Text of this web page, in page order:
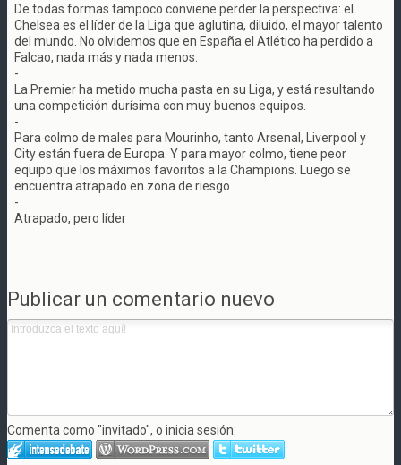
De todas formas tampoco conviene perder la perspectiva: el
Chelsea es el líder de la Liga que aglutina, diluido, el mayor talento
del mundo. No olvidemos que en España el Atlético ha perdido a
Falcao, nada más y nada menos.
-
La Premier ha metido mucha pasta en su Liga, y está resultando
una competición durísima con muy buenos equipos.
-
Para colmo de males para Mourinho, tanto Arsenal, Liverpool y
City están fuera de Europa. Y para mayor colmo, tiene peor
equipo que los máximos favoritos a la Champions. Luego se
encuentra atrapado en zona de riesgo.
-
Atrapado, pero líder
Publicar un comentario nuevo
Comenta como "invitado", o inicia sesión: